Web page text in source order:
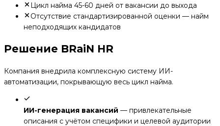
Цикл найма 45-60 дней от вакансии до выхода
Отсутствие стандартизированной оценки — найм
неподходящих кандидатов
Решение BRaiN HR
Компания внедрила комплексную систему ИИ-
автоматизации, покрывающую весь цикл найма.
ИИ-генерация вакансий — привлекательные
описания с учётом специфики и целевой аудитории